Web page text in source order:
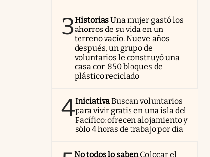
3HistoriasUna mujer gastó los
ahorros de su vida en un
terreno vacío. Nueve años
después, un grupo de
voluntarios le construyó una
casa con 850 bloques de
plástico reciclado
4IniciativaBuscan voluntarios
para vivir gratis en una isla del
Pacífico: ofrecen alojamiento y
sólo 4 horas de trabajo por día
No todos lo sabenColocar el